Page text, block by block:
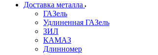
Доставка металла
ГАЗель
Удлиненная ГАЗель
ЗИЛ
КАМАЗ
Длинномер